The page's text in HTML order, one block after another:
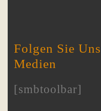
Folgen Sie
Medien
[smbtoolbar]